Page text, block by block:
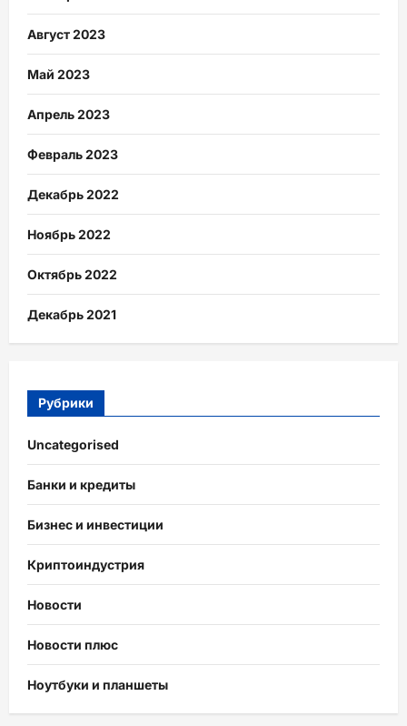
Август 2023
Май 2023
Апрель 2023
Февраль 2023
Декабрь 2022
Ноябрь 2022
Октябрь 2022
Декабрь 2021
Рубрики
Uncategorised
Банки и кредиты
Бизнес и инвестиции
Криптоиндустрия
Новости
Новости плюс
Ноутбуки и планшеты